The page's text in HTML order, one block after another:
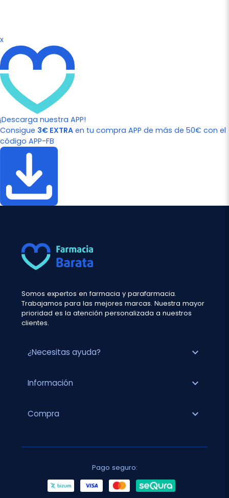
x
¡Descarga nuestra APP!
Consigue 3€ EXTRA en tu compra APP de más de 50€ con el
código APP-FB
Somos expertos en farmacia y parafarmacia.
Trabajamos para las mejores marcas. Nuestra mayor
prioridad es la atención personalizada a nuestros
clientes.
¿Necesitas ayuda? expand_more
Información expand_more
Compra expand_more
Pago seguro: